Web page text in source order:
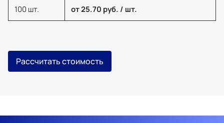
100 шт. от 25.70 руб. / шт.
Рассчитать стоимость